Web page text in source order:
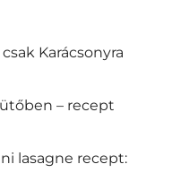
Karácsonyra
– recept
lasagne recept: